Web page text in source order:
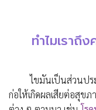
ทำไมเราถึ
ไขมันเป็นส่วนประก
ก่อให้เกิดผลเสียต่อสุขภ